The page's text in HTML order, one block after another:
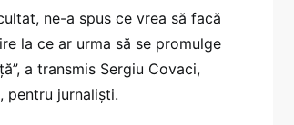
ne-a spus ce vrea să facă
la ce ar urma să se promulge
a transmis Sergiu Covaci,
pentru jurnaliști.